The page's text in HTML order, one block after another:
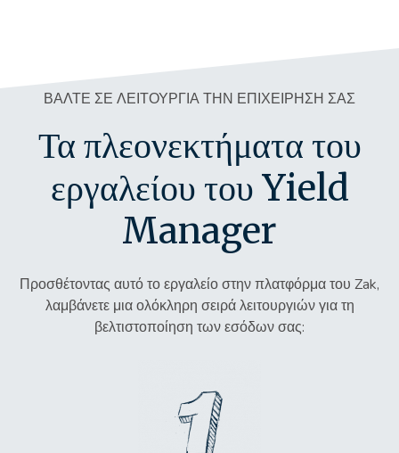
ΒΆΛΤΕ ΣΕ ΛΕΙΤΟΥΡΓΊΑ ΤΗΝ ΕΠΙΧΕΊΡΗΣΉ ΣΑΣ
Τα πλεονεκτήματα του
εργαλείου του Yield
Manager
Προσθέτοντας αυτό το εργαλείο στην πλατφόρμα του Zak,
λαμβάνετε μια ολόκληρη σειρά λειτουργιών για τη
βελτιστοποίηση των εσόδων σας: